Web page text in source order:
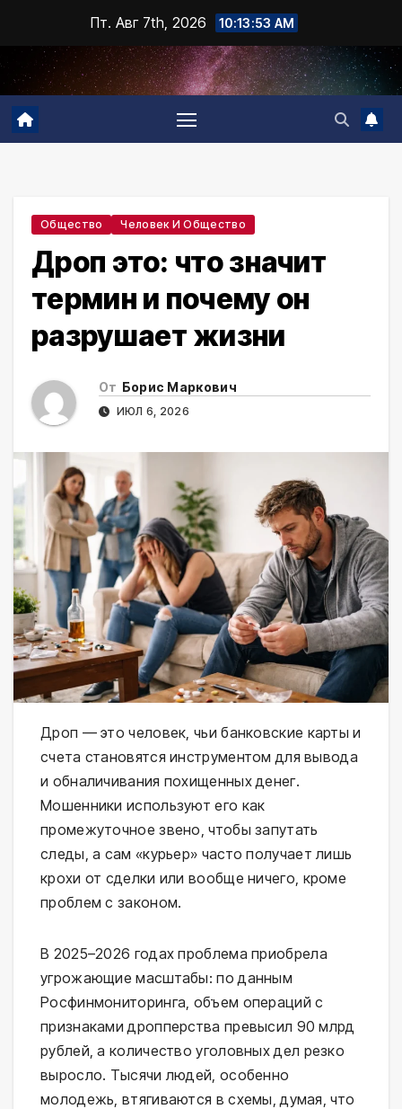
содержимому
Пт. Авг 7th, 2026 10:13:54 AM
Общество Человек И Общество
Дроп это: что значит
термин и почему он
разрушает жизни
От Борис Маркович
ИЮЛ 6, 2026
Дроп — это человек, чьи банковские карты и
счета становятся инструментом для вывода
и обналичивания похищенных денег.
Мошенники используют его как
промежуточное звено, чтобы запутать
следы, а сам «курьер» часто получает лишь
крохи от сделки или вообще ничего, кроме
проблем с законом.
В 2025–2026 годах проблема приобрела
угрожающие масштабы: по данным
Росфинмониторинга, объем операций с
признаками дропперства превысил 90 млрд
рублей, а количество уголовных дел резко
выросло. Тысячи людей, особенно
молодежь, втягиваются в схемы, думая, что